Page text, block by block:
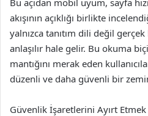
Bu açıdan mobil uyum, sayfa
akışının açıklığı birlikte
yalnızca tanıtım dili değil
anlaşılır hale gelir. Bu okuma
mantığını merak eden
düzenli ve daha güvenli bir
Güvenlik İşaretlerini Ayırt